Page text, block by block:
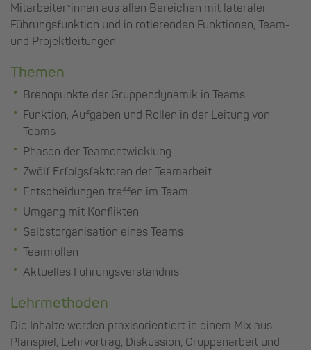
Mitarbeiter*innen aus allen Bereichen mit lateraler
Führungsfunktion und in rotierenden Funktionen, Team-
und Projektleitungen
Themen
Brennpunkte der Gruppendynamik in Teams
Funktion, Aufgaben und Rollen in der Leitung von
Teams
Phasen der Teamentwicklung
Zwölf Erfolgsfaktoren der Teamarbeit
Entscheidungen treffen im Team
Umgang mit Konflikten
Selbstorganisation eines Teams
Teamrollen
Aktuelles Führungsverständnis
Lehrmethoden
Die Inhalte werden praxisorientiert in einem Mix aus
Planspiel, Lehrvortrag, Diskussion, Gruppenarbeit und